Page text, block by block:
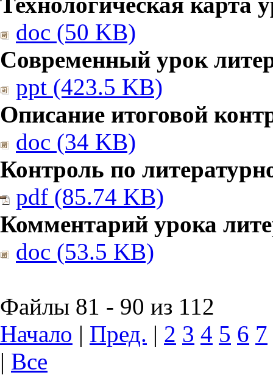
doc (50 KB)
Современный урок
ppt (423.5 KB)
Описание итоговой
doc (34 KB)
Контроль по
pdf (85.74 KB)
Комментарий урока
doc (53.5 KB)
Файлы 81 - 90 из 112
Начало | Пред. | 2 3 4 5 6 7
| Все